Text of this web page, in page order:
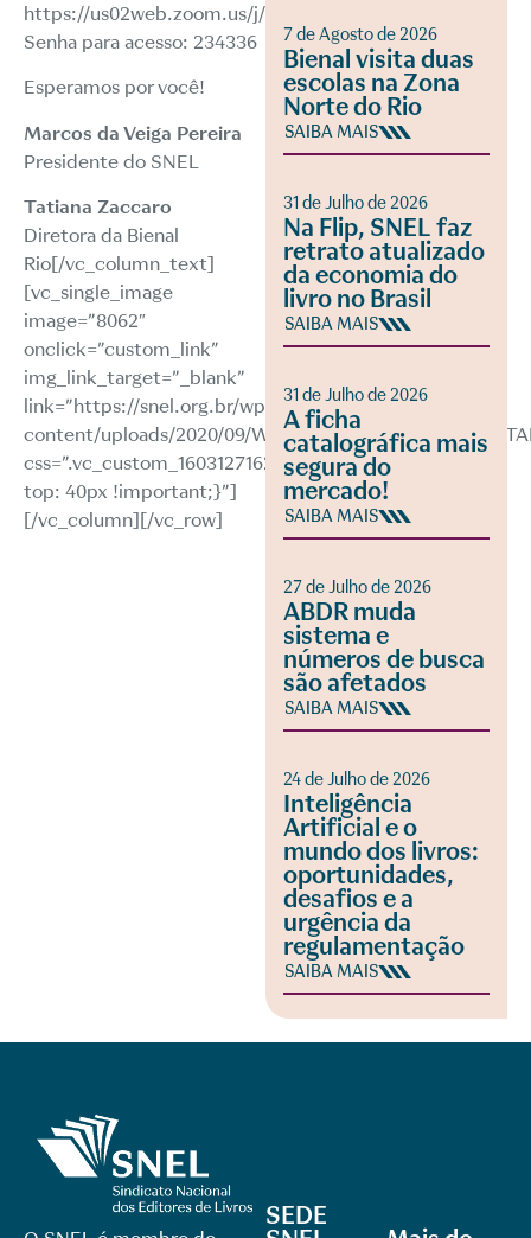
https://us02web.zoom.us/j/86984823888
Senha para acesso: 234336
Esperamos por você!
Marcos da Veiga Pereira
Presidente do SNEL
Tatiana Zaccaro
Diretora da Bienal
Rio[/vc_column_text]
[vc_single_image
image=”8062″
onclick=”custom_link”
img_link_target=”_blank”
link=”https://snel.org.br/wp/wp-
content/uploads/2020/09/
css=”.vc_custom_1603127162665{padding-
top: 40px !important;}”]
[/vc_column][/vc_row]
7 de Agosto de 2026
Bienal visita duas
escolas na Zona
Norte do Rio
SAIBA MAIS
31 de Julho de 2026
Na Flip, SNEL faz
retrato atualizado
da economia do
livro no Brasil
SAIBA MAIS
31 de Julho de 2026
A ficha
catalográfica mais
segura do
mercado!
SAIBA MAIS
27 de Julho de 2026
ABDR muda
sistema e
números de busca
são afetados
SAIBA MAIS
24 de Julho de 2026
Inteligência
Artificial e o
mundo dos livros:
oportunidades,
desafios e a
urgência da
regulamentação
SAIBA MAIS
SEDE